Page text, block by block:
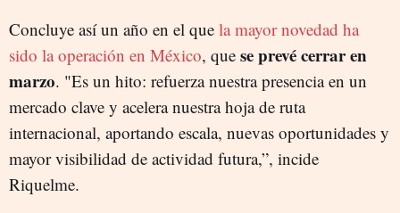
Concluye así un año en el que la mayor novedad ha
sido la operación en México, que se prevé cerrar en
marzo. "Es un hito: refuerza nuestra presencia en un
mercado clave y acelera nuestra hoja de ruta
internacional, aportando escala, nuevas oportunidades y
mayor visibilidad de actividad futura,”, incide
Riquelme.